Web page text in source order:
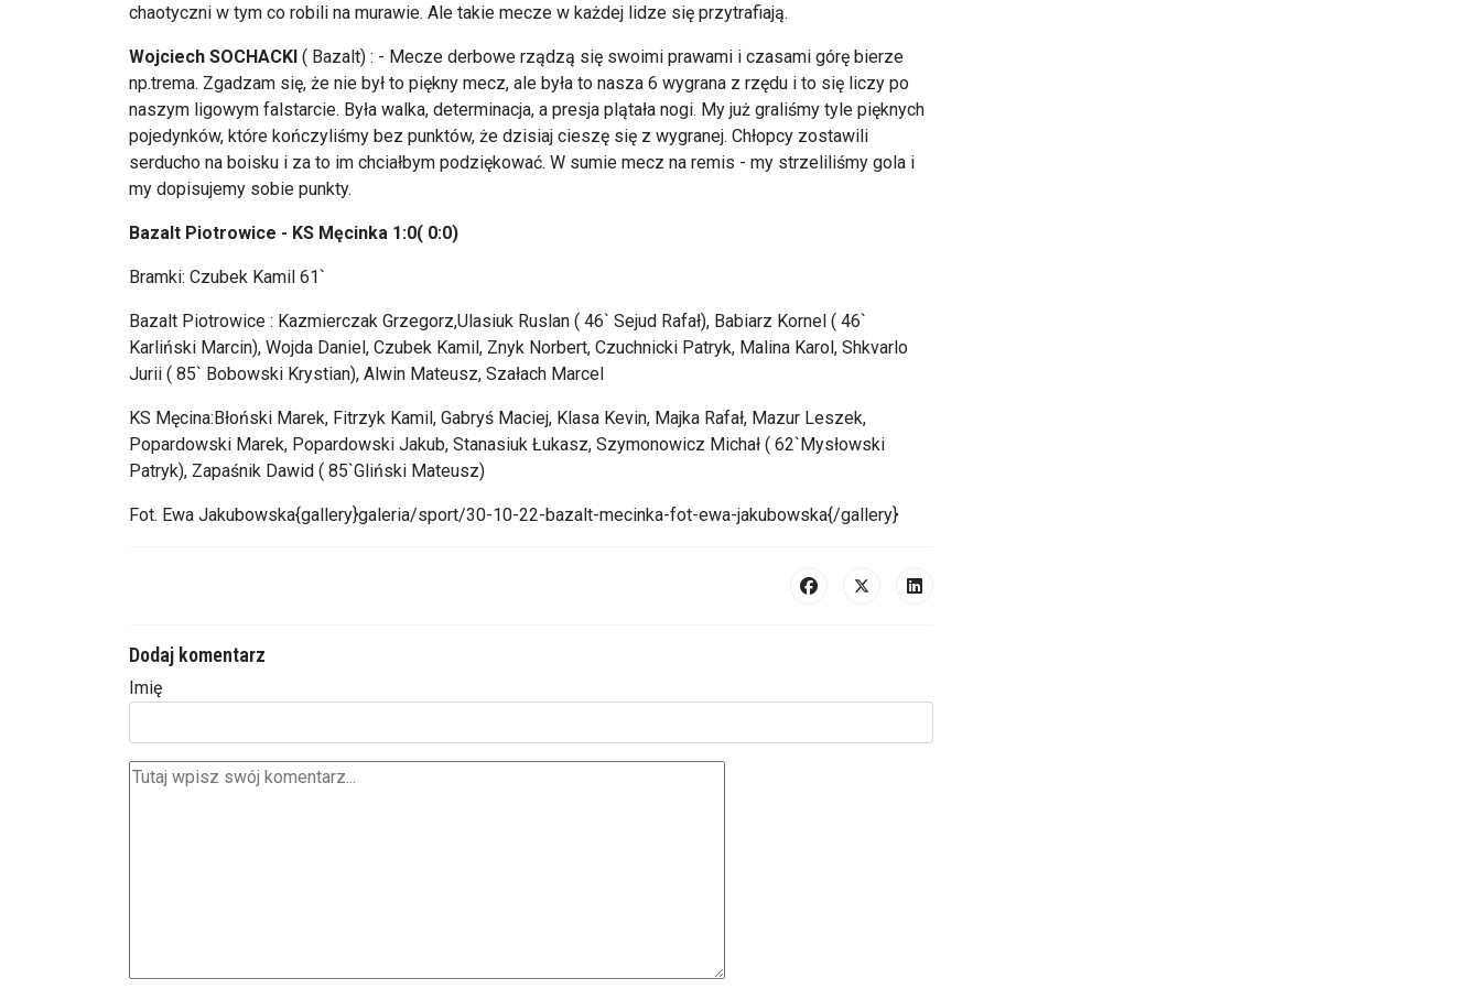
chaotyczni w tym co robili na murawie. Ale takie mecze w każdej lidze się przytrafiają.
Wojciech SOCHACKI ( Bazalt) : - Mecze derbowe rządzą się swoimi prawami i czasami górę bierze
np.trema. Zgadzam się, że nie był to piękny mecz, ale była to nasza 6 wygrana z rzędu i to się liczy po
naszym ligowym falstarcie. Była walka, determinacja, a presja plątała nogi. My już graliśmy tyle pięknych
pojedynków, które kończyliśmy bez punktów, że dzisiaj cieszę się z wygranej. Chłopcy zostawili
serducho na boisku i za to im chciałbym podziękować. W sumie mecz na remis - my strzeliliśmy gola i
my dopisujemy sobie punkty.
Bazalt Piotrowice - KS Męcinka 1:0( 0:0)
Bramki: Czubek Kamil 61`
Bazalt Piotrowice : Kazmierczak Grzegorz,Ulasiuk Ruslan ( 46` Sejud Rafał), Babiarz Kornel ( 46`
Karliński Marcin), Wojda Daniel, Czubek Kamil, Znyk Norbert, Czuchnicki Patryk, Malina Karol, Shkvarlo
Jurii ( 85` Bobowski Krystian), Alwin Mateusz, Szałach Marcel
KS Męcina:Błoński Marek, Fitrzyk Kamil, Gabryś Maciej, Klasa Kevin, Majka Rafał, Mazur Leszek,
Popardowski Marek, Popardowski Jakub, Stanasiuk Łukasz, Szymonowicz Michał ( 62`Mysłowski
Patryk), Zapaśnik Dawid ( 85`Gliński Mateusz)
Fot. Ewa Jakubowska{gallery}galeria/sport/30-10-22-bazalt-mecinka-fot-ewa-jakubowska{/gallery}
Dodaj komentarz
Imię